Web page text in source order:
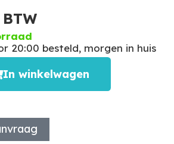
20:00 besteld, morgen in huis
In winkelwagen